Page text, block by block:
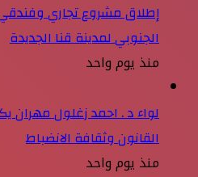
إطلاق مشروع تجاري
الجنوبي لمدينة قنا الجديدة
منذ يوم واحد
لواء د . احمد زغلول مهران
القانون وثقافة الانضباط
منذ يوم واحد